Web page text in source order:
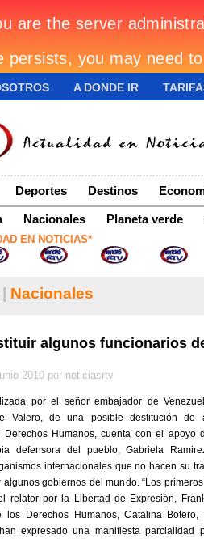
A DONDE IR
Deportes Destinos
Nacionales Planeta verde
NOTICIAS*
Nacionales
algunos funcionarios
2010 por noticiasrtv
por el señor embajador de
Valero, de una posible destitución de
Derechos Humanos, cuenta con el
defensora del pueblo, Gabriela
internacionales que no hacen su
gobiernos del mundo. “Los
relator por la Libertad de Expresión,
los Derechos Humanos, Catalina
expresado una manifiesta parcialidad